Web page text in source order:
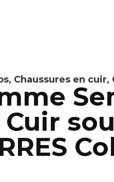
, Chaussures en cuir,